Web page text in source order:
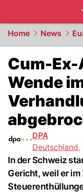
Home News
Cum-
Wende
DPA
Deutschland,
In der Schweiz
Gericht, weil er